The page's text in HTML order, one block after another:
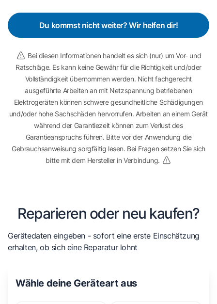
Du kommst nicht weiter? Wir helfen dir!
Bei diesen Informationen handelt es sich (nur) um Vor- und
Ratschläge. Es kann keine Gewähr für die Richtigkeit und/oder
Vollständigkeit übernommen werden. Nicht fachgerecht
ausgeführte Arbeiten an mit Netzspannung betriebenen
Elektrogeräten können schwere gesundheitliche Schädigungen
und/oder hohe Sachschäden hervorrufen. Arbeiten an einem Gerät
während der Garantiezeit können zum Verlust des
Garantieanspruchs führen. Bitte vor der Anwendung die
Gebrauchsanweisung sorgfältig lesen. Bei Fragen setzen Sie sich
bitte mit dem Hersteller in Verbindung.
Reparieren oder neu kaufen?
Gerätedaten eingeben - sofort eine erste Einschätzung
erhalten, ob sich eine Reparatur lohnt
Wähle deine Geräteart aus